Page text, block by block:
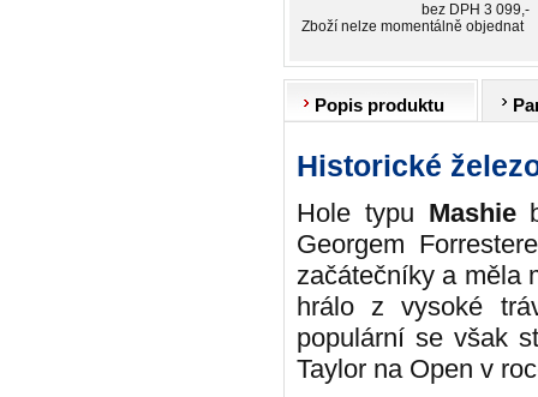
bez DPH 3 099,-
Zboží nelze momentálně objednat
Popis produktu
Historické
Hole typu Mashie
Georgem
začátečníky a měla
hrálo z vysoké
populární se však
Taylor na Open v